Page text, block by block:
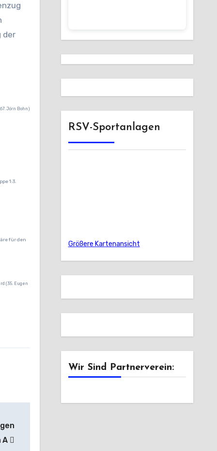
der
Jörn Bohn)
1:3.
für den
(35. Eugen
A
RSV-Sportanlagen
Größere Kartenansicht
Wir Sind Partnerverein: